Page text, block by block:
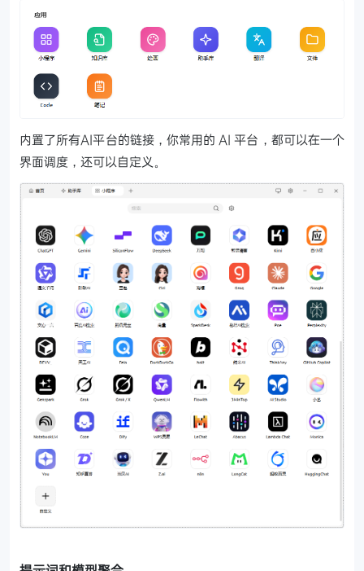
内置了所有AI平台的链接，你常用的 AI 平台，都可以在一个
界面调度，还可以自定义。